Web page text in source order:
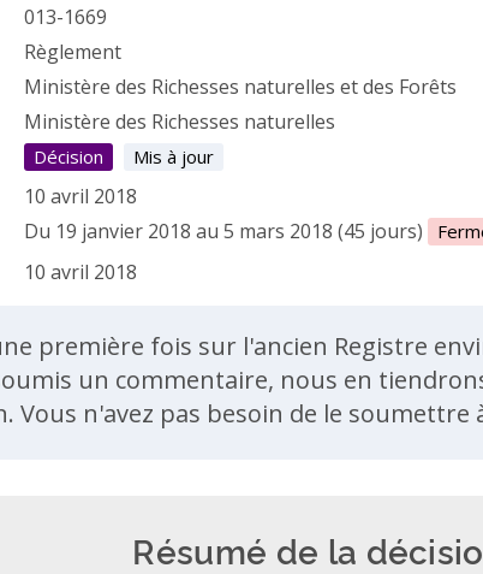
013-1669
Règlement
Ministère des Richesses naturelles et des Forêts
Ministère des Richesses naturelles
Décision Mis à jour
10 avril 2018
Du 19 janvier 2018 au 5 mars 2018 (45 jours)
10 avril 2018
première fois sur l'ancien Registre
un commentaire, nous en
Vous n'avez pas besoin de le soumettre
Résumé de la